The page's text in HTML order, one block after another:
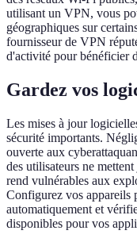
utilisant un VPN, vous
géographiques sur
fournisseur de VPN
d'activité pour bénéficier
Gardez vos
Les mises à jour
sécurité importants.
ouverte aux
des utilisateurs ne
rend vulnérables aux
Configurez vos appareils
automatiquement et
disponibles pour vos